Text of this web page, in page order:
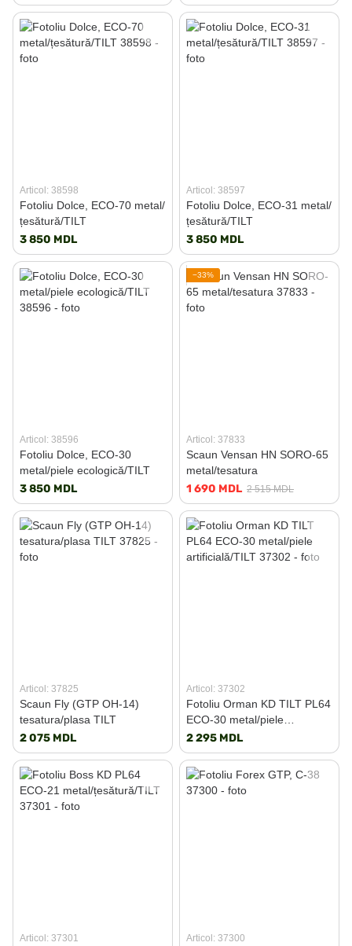
Articol: 38598
Fotoliu Dolce, ECO-70 metal/
țesătură/TILT
3 850 MDL
Articol: 38597
Fotoliu Dolce, ECO-31 metal/
țesătură/TILT
3 850 MDL
Articol: 38596
Fotoliu Dolce, ECO-30
metal/piele ecologică/TILT
3 850 MDL
−33%
Articol: 37833
Scaun Vensan HN SORO-65
metal/tesatura
1 690 MDL 2 515 MDL
Articol: 37825
Scaun Fly (GTP OH-14)
tesatura/plasa TILT
2 075 MDL
Articol: 37302
Fotoliu Orman KD TILT PL64
ECO-30 metal/piele
artificială/TILT
2 295 MDL
Articol: 37301 Articol: 37300